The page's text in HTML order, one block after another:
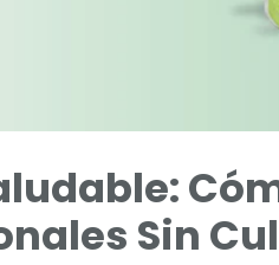
Sin